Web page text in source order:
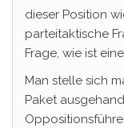
dieser Position
parteitaktische
Frage, wie ist
Man stelle sich
Paket